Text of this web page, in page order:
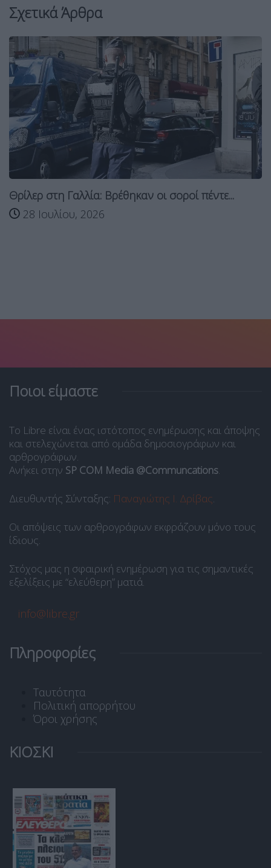
Σχετικά Άρθρα
Θρίλερ στη Γαλλία: Βρέθηκαν οι σοροί πέντε...
28 Ιουλίου, 2026
Ποιοι είμαστε
Το Libre είναι ένας ιστότοπος ενημέρωσης και άποψης
και στελεχώνεται από ομάδα δημοσιογράφων και
αρθρογράφων.
Ανήκει στην SP COM Media @Communcations.
Διευθυντής Σύνταξης: Παναγιώτης Ι. Δρίβας.
Οι απόψεις των αρθρογράφων εκφράζουν μόνο τους
ίδιους.
Στόχος μας η σφαιρική ενημέρωση για τις σημαντικές
εξελίξεις με “ελεύθερη” ματιά.
info@libre.gr
Πληροφορίες
Ταυτότητα
Πολιτική απορρήτου
Όροι χρήσης
ΚΙΟΣΚΙ